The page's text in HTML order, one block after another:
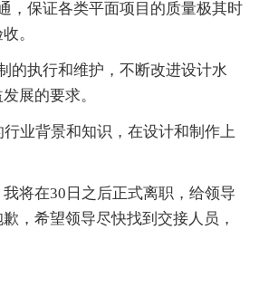
，保证各类平面项目的质量极其时
。
的执行和维护，不断改进设计水
展的要求。
业背景和知识，在设计和制作上
将在30日之后正式离职，给领导
，希望领导尽快找到交接人员，